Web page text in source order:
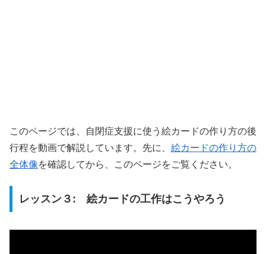
このページでは、自閉症支援に使う絵カードの作り方の後
行程を動画で解説しています。先に、 絵カードの作り方の
全体像を確認してから、このページをご覧ください。
レッスン３: 絵カードの工作はこうやろう